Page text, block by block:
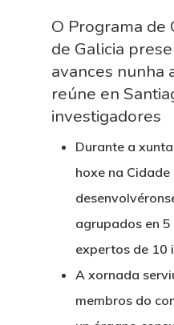
O Programa de
de Galicia
avances nunha
reúne en
investigadores
Durante a
hoxe na Cidade
agrupados en
expertos de 10
A xornada
membros do